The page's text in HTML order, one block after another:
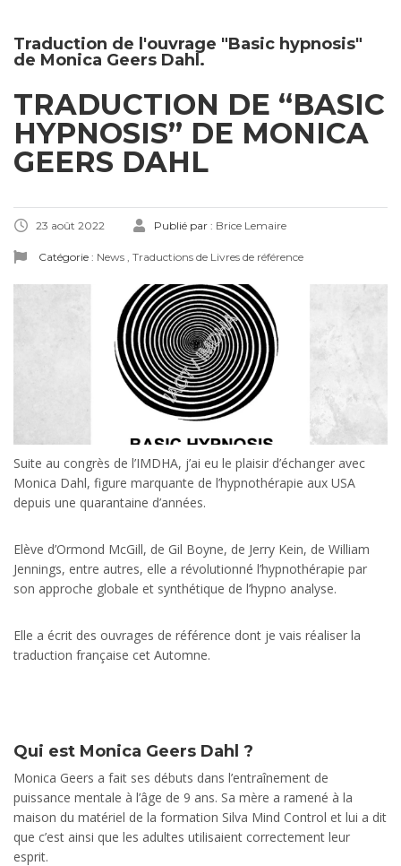
Traduction de l'ouvrage "Basic hypnosis"
de Monica Geers Dahl.
TRADUCTION DE “BASIC
HYPNOSIS” DE MONICA
GEERS DAHL
23 août 2022 Publié par : Brice Lemaire
Catégorie : News Traductions de Livres de référence
Suite au congrès de l’IMDHA, j’ai eu le plaisir d’échanger avec
Monica Dahl, figure marquante de l’hypnothérapie aux USA
depuis une quarantaine d’années.
Elève d’Ormond McGill, de Gil Boyne, de Jerry Kein, de William
Jennings, entre autres, elle a révolutionné l’hypnothérapie par
son approche globale et synthétique de l’hypno analyse.
Elle a écrit des ouvrages de référence dont je vais réaliser la
traduction française cet Automne.
Qui est Monica Geers Dahl ?
Monica Geers a fait ses débuts dans l’entraînement de
puissance mentale à l’âge de 9 ans. Sa mère a ramené à la
maison du matériel de la formation Silva Mind Control et lui a dit
que c’est ainsi que les adultes utilisaient correctement leur
esprit.